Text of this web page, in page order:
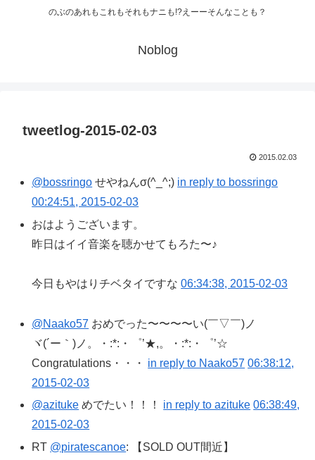
のぶのあれもこれもそれもナニも!?えーーそんなことも？
Noblog
tweetlog-2015-02-03
2015.02.03
@bossringo せやねんσ(^_^;) in reply to bossringo
00:24:51, 2015-02-03
おはようございます。
昨日はイイ音楽を聴かせてもろた〜♪
今日もやはりチベタイですな06:34:38, 2015-02-03
@Naako57 おめでった〜〜〜〜い(￣▽￣)ノ
ヾ(´ー｀)ノ。・:*:・゜’★,。・:*:・゜’☆
Congratulations・・・ in reply to Naako57 06:38:12,
2015-02-03
@azituke めでたい！！！ in reply to azituke 06:38:49,
2015-02-03
RT @piratescanoe: 【SOLD OUT間近】